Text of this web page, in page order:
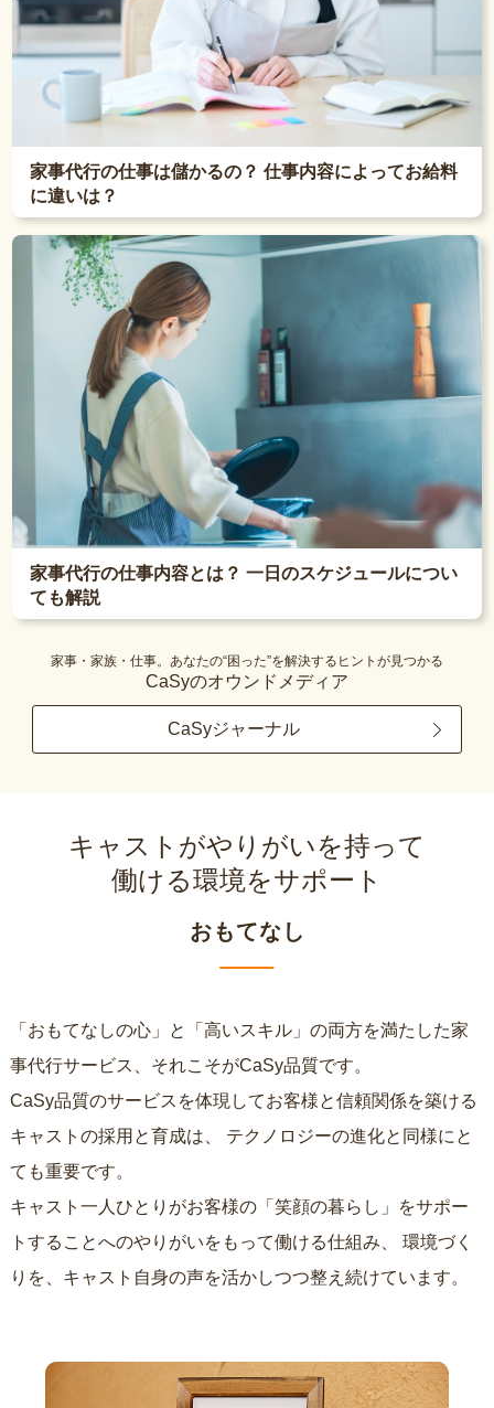
家事代行の仕事は儲かるの？ 仕事内容によってお給料
に違いは？
家事代行の仕事内容とは？ 一日のスケジュールについ
ても解説
家事・家族・仕事。あなたの“困った”を解決するヒントが見つかる
CaSyのオウンドメディア
CaSyジャーナル
キャストがやりがいを持って
働ける環境をサポート
おもてなし
「おもてなしの心」と「高いスキル」の両方を満たした家
事代行サービス、それこそがCaSy品質です。
CaSy品質のサービスを体現してお客様と信頼関係を築ける
キャストの採用と育成は、
ても重要です。
キャスト一人ひとりがお客様の「笑顔の暮らし」をサポー
トすることへのやりがいをもって働ける仕組み、
りを、キャスト自身の声を活かしつつ整え続けています。